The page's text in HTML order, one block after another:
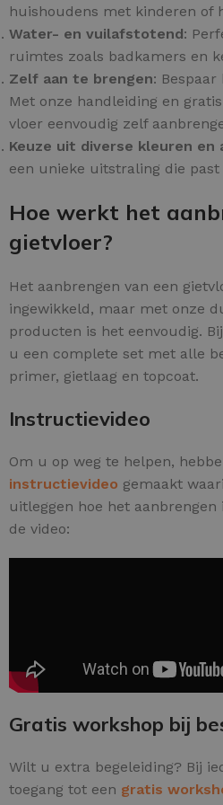
huishoudens met kinderen of
Water- en vuilafstotend:
ruimtes zoals badkamers en
Zelf aan te brengen:
Met onze handleiding en
vloer eenvoudig zelf
Keuze uit diverse kleuren en
een unieke uitstraling die
Hoe werkt het
gietvloer?
Het aanbrengen van een
ingewikkeld, maar met onze
producten is het eenvoudig.
u een complete set met alle
primer, gietlaag en topcoat.
Instructievideo
Om u op weg te helpen,
instructievideo gemaakt
uitleggen hoe het
de video:
Gratis workshop bij
Wilt u extra begeleiding? Bij
toegang tot een gratis